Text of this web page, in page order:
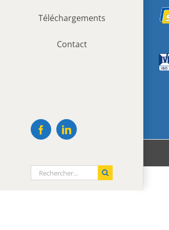
Téléchargements
Contact
FacebookLinkedIn
Rechercher: